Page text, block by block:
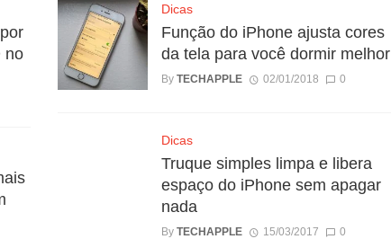
no
Dicas
Função do iPhone ajusta cores
da tela para você dormir melhor
By TECHAPPLE 02/01/2018 0
Dicas
Truque simples limpa e libera
espaço do iPhone sem apagar
nada
By TECHAPPLE 15/03/2017 0